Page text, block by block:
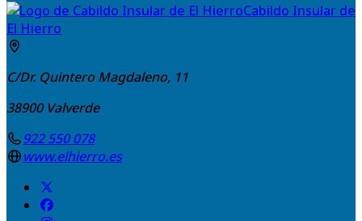
Cabildo Insular de
El Hierro
C/Dr. Quintero Magdaleno, 11
38900 Valverde
922 550 078
www.elhierro.es